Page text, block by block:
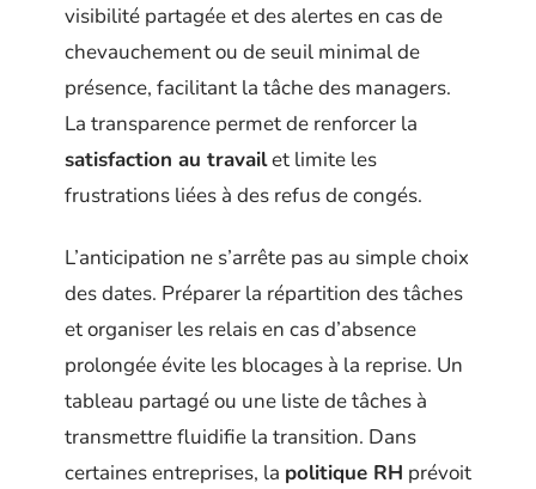
visibilité partagée et des alertes en cas de
chevauchement ou de seuil minimal de
présence, facilitant la tâche des managers.
La transparence permet de renforcer la
satisfaction au travailet limite les
frustrations liées à des refus de congés.
L’anticipation ne s’arrête pas au simple choix
des dates. Préparer la répartition des tâches
et organiser les relais en cas d’absence
prolongée évite les blocages à la reprise. Un
tableau partagé ou une liste de tâches à
transmettre fluidifie la transition. Dans
certaines entreprises, la politique RH prévoit